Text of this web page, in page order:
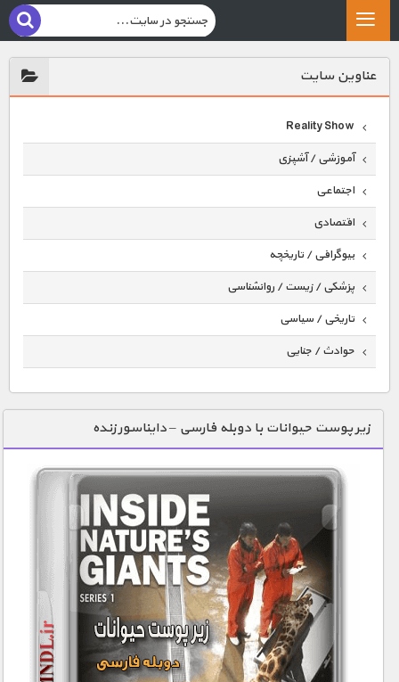
عناوين سايت
Reality Show
آموزشی / آشپزی
اجتماعی
اقتصادی
بیوگرافی / تاریخچه
پزشکی / زیست / روانشناسی
تاریخی / سیاسی
حوادث / جنایی
دنیای خوراکی ها
زمین شناسی / محیط زیست
سازه/ معماری/ مهندسی
سرگرمی
شناخت کودکان
علم و فناوری
فرهنگ / هنر
کیهان / نجوم
زیر پوست حیوانات با دوبله فارسی – دایناسور زنده